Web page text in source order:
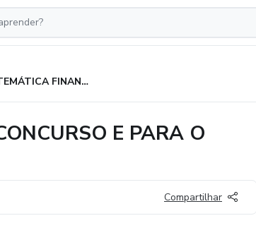
MATEMÁTICA FINANCEIRA PARA CONCURSO E PARA O COTIDIANO
E PARA O
Compartilhar